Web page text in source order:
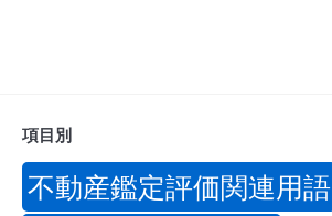
項目別
不動産鑑定評価関連用語